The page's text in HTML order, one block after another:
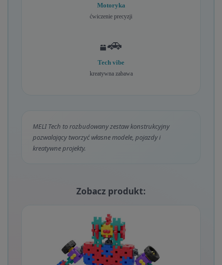
Motoryka
ćwiczenie precyzji
🚗
Tech vibe
kreatywna zabawa
MELI Tech to rozbudowany zestaw konstrukcyjny
pozwalający tworzyć własne modele, pojazdy i
kreatywne projekty.
Zobacz produkt: